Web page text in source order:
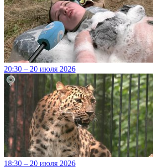
20:30 – 20 июля 2026
18:30 – 20 июля 2026